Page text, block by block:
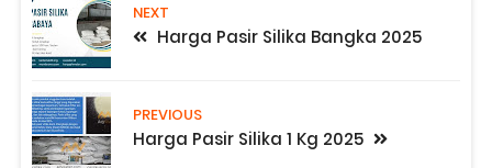
NEXT
Harga Pasir Silika Bangka 2025
PREVIOUS
Harga Pasir Silika 1 Kg 2025